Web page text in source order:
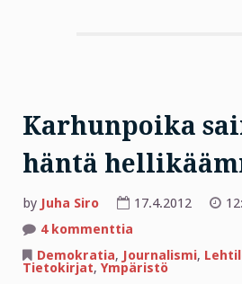
Karhunpoika
häntä
by Juha Siro 17.4.2012
4 kommenttia
sairastaa,
häntä
Demokratia, Journalismi,
Tietokirjat, Ympäristö